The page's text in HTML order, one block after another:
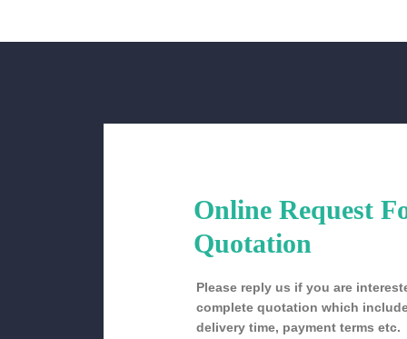
Online Request
Quotation
Please reply us if you are
complete quotation which
delivery time, payment terms etc.